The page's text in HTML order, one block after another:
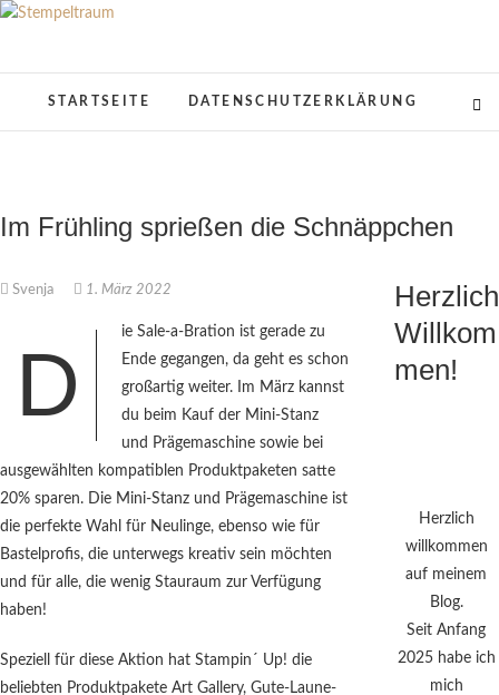
Skip
Stempeltraum
STARTSEITE DATENSCHUTZERKLÄRUNG
Im Frühling sprießen die Schnäppchen
Svenja 1. März 2022
D
ie Sale-a-Bration ist gerade zu
Ende gegangen, da geht es schon
großartig weiter. Im März kannst
du beim Kauf der Mini-Stanz
und Prägemaschine sowie bei
ausgewählten kompatiblen Produktpaketen satte
20% sparen. Die Mini-Stanz und Prägemaschine ist
die perfekte Wahl für Neulinge, ebenso wie für
Bastelprofis, die unterwegs kreativ sein möchten
und für alle, die wenig Stauraum zur Verfügung
haben!
Speziell für diese Aktion hat Stampin´ Up! die
beliebten Produktpakete Art Gallery, Gute-Laune-
Herzlich
Willkom
men!
Herzlich
willkommen
auf meinem
Blog.
Seit Anfang
2025 habe ich
mich